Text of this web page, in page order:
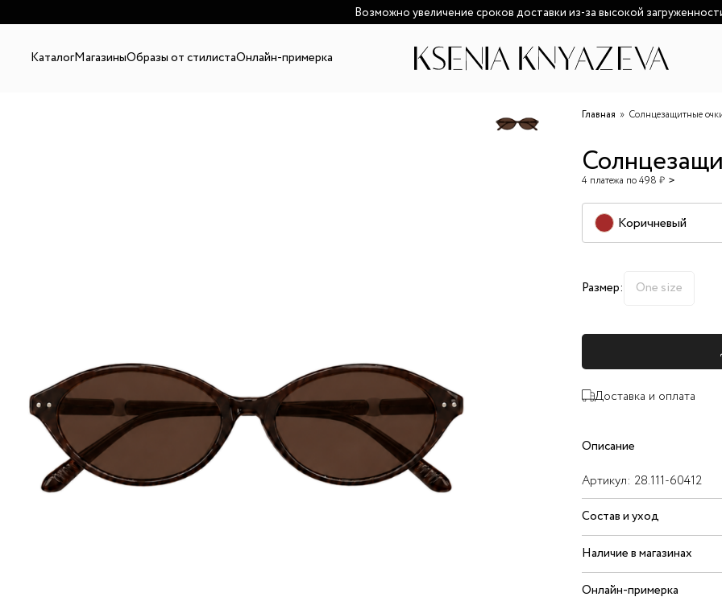
Возможно увеличение сроков доставки из-за высокой
КаталогМагазиныОбразы от стилистаОнлайн-примерка
Главная Солнцезащитные
4 платежа по 498 ₽
Коричневый
Размер: One size
Доставка и оплата
Описание
Артикул: 28.111-60412
Состав и уход
Наличие в магазинах
Онлайн-примерка